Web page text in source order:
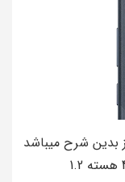
نیز بدین شرح میباشد
: 4 هسته 1.6 گیگاهرتزی Cortex-A55 و 4 هسته 1.2